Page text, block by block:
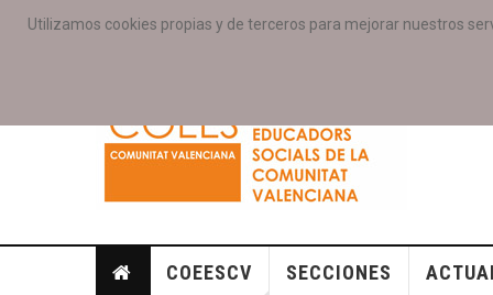
Utilizamos cookies propias y de terceros para mejorar nuestros
PORTADA ACCESO COLEGIAD@S GALERIAS
COEESCV SECCIONES